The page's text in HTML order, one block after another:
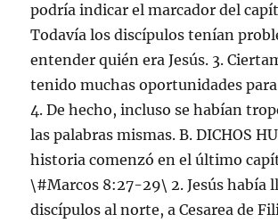
podría indicar el marcador del
Todavía los discípulos tenían
entender quién era Jesús. 3.
tenido muchas oportunidades
4. De hecho, incluso se habían
las palabras mismas. B. DICHOS
historia comenzó en el último
\#Marcos 8:27-29\ 2. Jesús había
discípulos al norte, a Cesarea de